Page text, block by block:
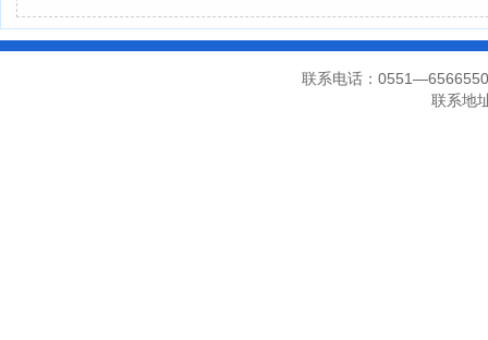
联系电话：
联系地